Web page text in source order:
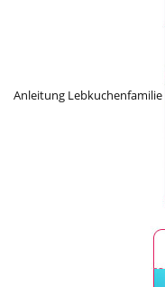
Anleitung Lebkuchenfamilie